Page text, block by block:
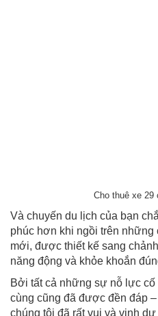
Cho thuê xe 29
Và chuyến du lịch của bạn
phúc hơn khi ngồi trên
mới, được thiết kế sang
năng động và khỏe khoắn
Bởi tất cả những sự nỗ lực cố
cùng cũng đã được đền đáp
chúng tôi đã rất vui và vinh